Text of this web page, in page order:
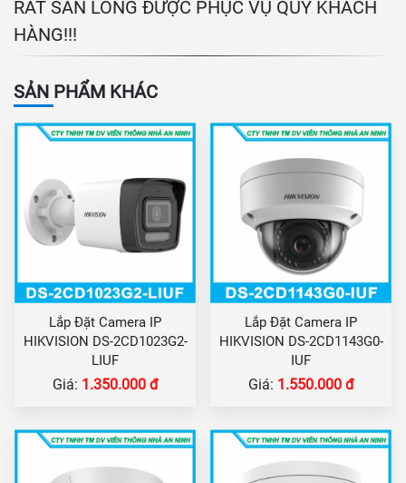
RẤT SẴN LÒNG ĐƯỢC PHỤC VỤ QUÝ KHÁCH
HÀNG!!!
SẢN PHẨM KHÁC
Lắp Đặt Camera IP
HIKVISION DS-2CD1023G2-
LIUF
Giá: 1.350.000 đ
Lắp Đặt Camera IP
HIKVISION DS-2CD1143G0-
IUF
Giá: 1.550.000 đ